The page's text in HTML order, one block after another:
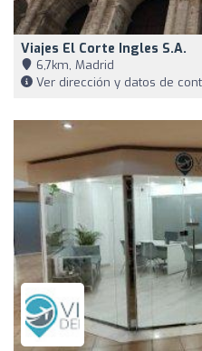
Viajes El Corte Ingles S.A.
6,7km, Madrid
Ver dirección y datos de